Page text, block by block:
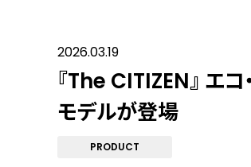
2026.03.19
『The CITIZEN』 エ
モデルが登場
PRODUCT